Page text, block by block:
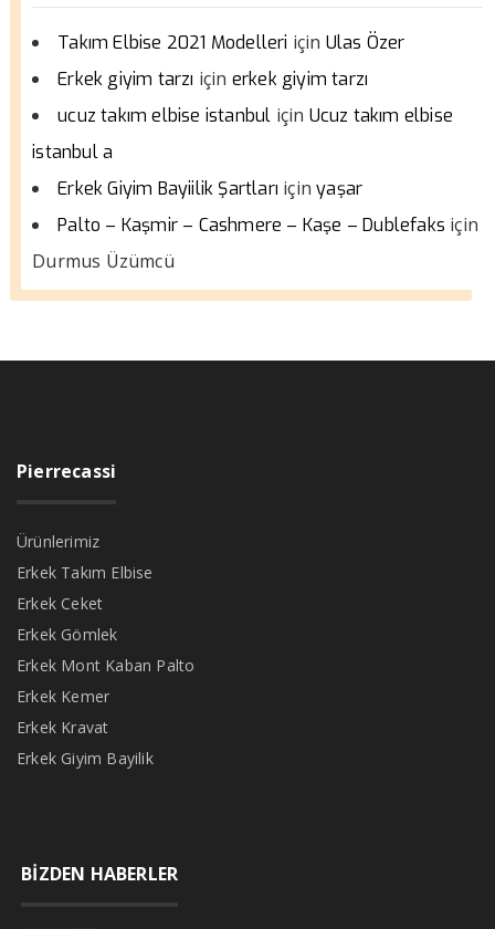
Takım Elbise 2021 Modelleri için Ulas Özer
Erkek giyim tarzı için erkek giyim tarzı
ucuz takım elbise istanbul için Ucuz takım elbise
istanbul a
Erkek Giyim Bayiilik Şartları içinyaşar
Palto – Kaşmir – Cashmere – Kaşe – Dublefaks için
Durmus Üzümcü
Pierrecassi
Ürünlerimiz
Erkek Takım Elbise
Erkek Ceket
Erkek Gömlek
Erkek Mont Kaban Palto
Erkek Kemer
Erkek Kravat
Erkek Giyim Bayilik
BİZDEN HABERLER